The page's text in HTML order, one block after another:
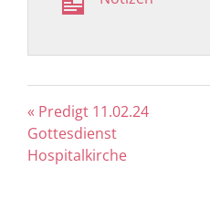
« Predigt 11.02.24
Gottesdienst
Hospitalkirche